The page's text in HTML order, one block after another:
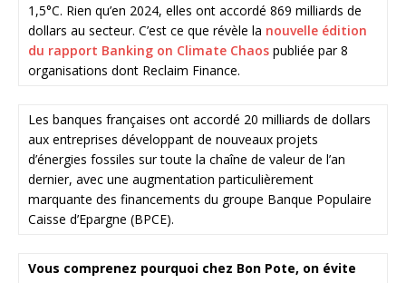
1,5°C. Rien qu’en 2024, elles ont accordé 869 milliards de
dollars au secteur. C’est ce que révèle la nouvelle édition
du rapport Banking on Climate Chaos publiée par 8
organisations dont Reclaim Finance.
Les banques françaises ont accordé 20 milliards de dollars
aux entreprises développant de nouveaux projets
d’énergies fossiles sur toute la chaîne de valeur de l’an
dernier, avec une augmentation particulièrement
marquante des financements du groupe Banque Populaire
Caisse d’Epargne (BPCE).
Vous comprenez pourquoi chez Bon Pote, on évite